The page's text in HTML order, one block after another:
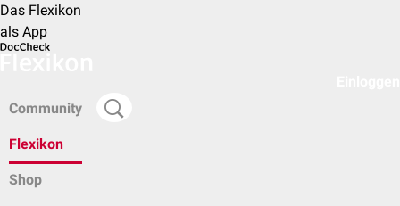
Das Flexikon
als App
Community
Flexikon
Shop